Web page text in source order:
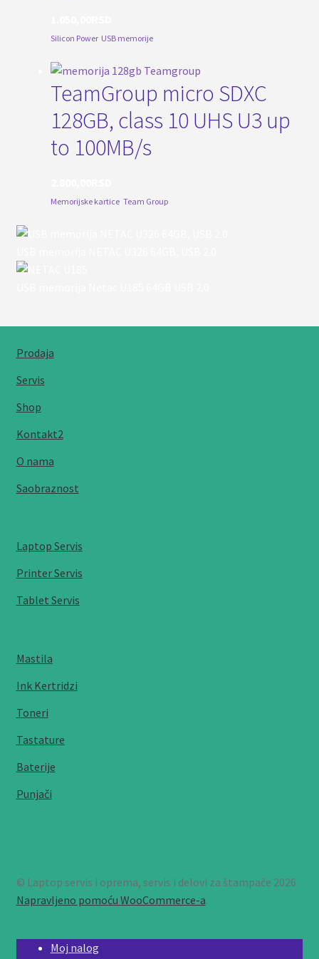
Silicon Power, USB memorije
TeamGroup micro SDXC
128GB, class 10 UHS U3 up
to 100MB/s
Memorijske kartice, Team Group
Prodaja
Servis
Shop
Kontakt2
O nama
Saobraznost
Laptop Servis
Printer Servis
Tablet Servis
Mastila
Ink Kertridzi
Toneri
Tastature
Baterije
Punjači
© Laptop servis i oprema, servis i delovi za štampače 2026
Napravljeno pomoću WooCommerce-a.
Moj nalog